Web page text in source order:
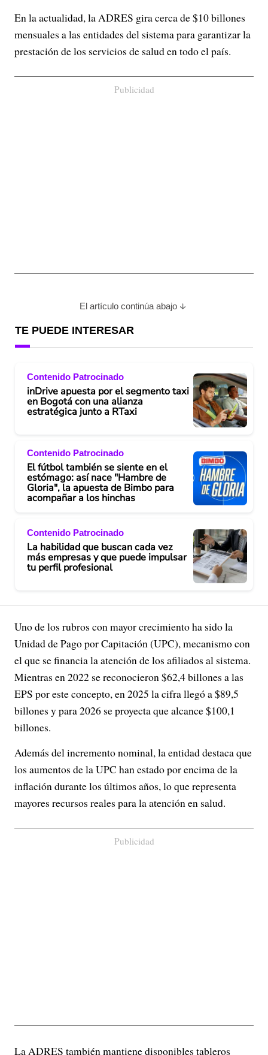
En la actualidad, la ADRES gira cerca de $10 billones
mensuales a las entidades del sistema para garantizar la
prestación de los servicios de salud en todo el país.
Publicidad
El artículo continúa abajo
TE PUEDE INTERESAR
Contenido Patrocinado
inDrive apuesta por el segmento taxi
en Bogotá con una alianza
estratégica junto a RTaxi
Contenido Patrocinado
El fútbol también se siente en el
estómago: así nace "Hambre de
Gloria", la apuesta de Bimbo para
acompañar a los hinchas
Contenido Patrocinado
La habilidad que buscan cada vez
más empresas y que puede impulsar
tu perfil profesional
Uno de los rubros con mayor crecimiento ha sido la
Unidad de Pago por Capitación (UPC), mecanismo con
el que se financia la atención de los afiliados al sistema.
Mientras en 2022 se reconocieron $62,4 billones a las
EPS por este concepto, en 2025 la cifra llegó a $89,5
billones y para 2026 se proyecta que alcance $100,1
billones.
Además del incremento nominal, la entidad destaca que
los aumentos de la UPC han estado por encima de la
inflación durante los últimos años, lo que representa
mayores recursos reales para la atención en salud.
Publicidad
La ADRES también mantiene disponibles tableros